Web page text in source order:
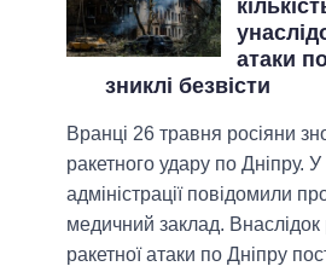
атаки
зниклі безвісти
Вранці 26 травня росіяни
ракетного удару по Дніпру. У
адміністрації повідомили
медичний заклад. Внаслідок
ракетної атаки по Дніпру